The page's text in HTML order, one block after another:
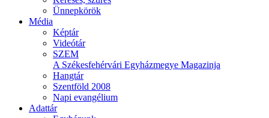
Ünnepkörök
Média
Képtár
Videótár
SZEM
A Székesfehérvári Egyházmegye Magazinja
Hangtár
Szentföld 2008
Napi evangélium
Adattár